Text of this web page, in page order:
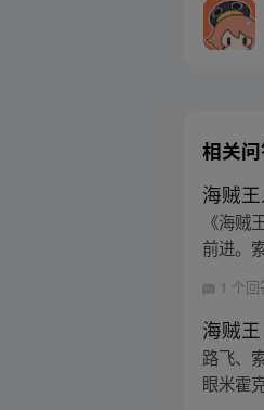
相关
海贼
《海
前进。
1 个
海贼
路飞、
眼米霍